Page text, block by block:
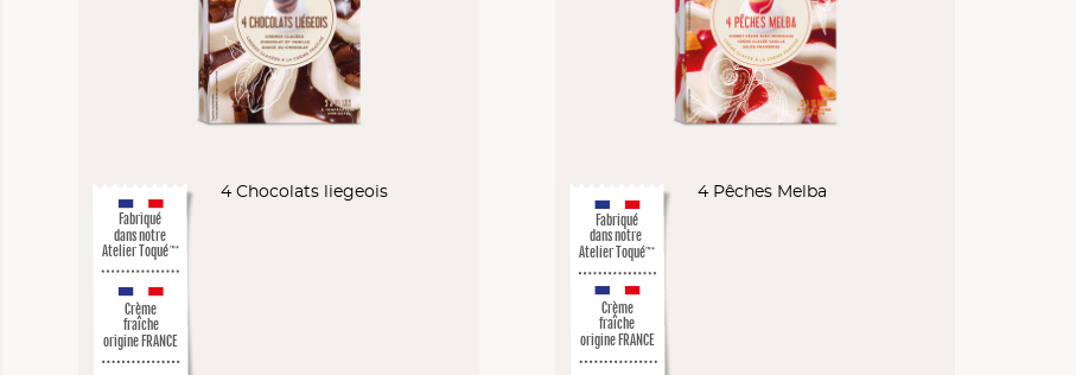
Crème
fraîche
origine FRANCE
Fabriqué
dans notre
Atelier Toqué™*
4 Chocolats liegeois
Crème
fraîche
origine FRANCE
Fabriqué
dans notre
Atelier Toqué™*
4 Pêches Melba